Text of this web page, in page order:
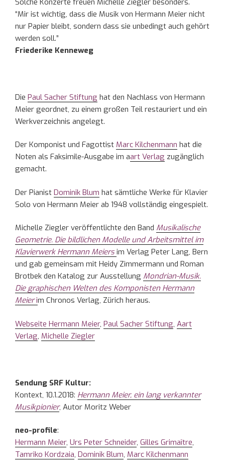
“Mir ist wichtig, dass die Musik von Hermann Meier nicht
nur Papier bleibt, sondern dass sie unbedingt auch gehört
werden soll.”
Friederike Kenneweg
Die Paul Sacher Stiftung hat den Nachlass von Hermann
Meier geordnet, zu einem großen Teil restauriert und ein
Werkverzeichnis angelegt.
Der Komponist und Fagottist Marc Kilchenmann hat die
Noten als Faksimile-Ausgabe im aart Verlag zugänglich
gemacht.
Der Pianist Dominik Blum hat sämtliche Werke für Klavier
Solo von Hermann Meier ab 1948 vollständig eingespielt.
Michelle Ziegler veröffentlichte den Band Musikalische
Geometrie. Die bildlichen Modelle und Arbeitsmittel im
Klavierwerk Hermann Meiersim Verlag Peter Lang, Bern
und gab gemeinsam mit Heidy Zimmermann und Roman
Brotbek den Katalog zur Ausstellung Mondrian-Musik.
Die graphischen Welten des Komponisten Hermann
Meierim Chronos Verlag, Zürich heraus.
Webseite Hermann Meier, Paul Sacher Stiftung, Aart
Verlag, Michelle Ziegler
Sendung SRF Kultur:
Kontext, 10.1.2018: Hermann Meier, ein lang verkannter
Musikpionier, Autor Moritz Weber
neo-profile:
Hermann Meier, Urs Peter Schneider, Gilles Grimaître,
Tamriko Kordzaia, Dominik Blum, Marc Kilchenmann